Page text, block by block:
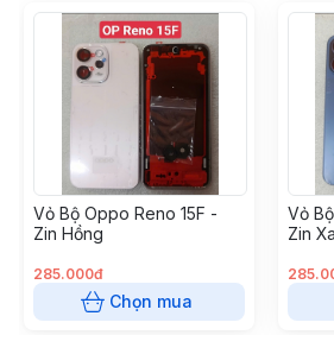
Vỏ Bộ Oppo Reno 15F -
Zin Hồng
285.000đ
Chọn mua
Vỏ
Zin